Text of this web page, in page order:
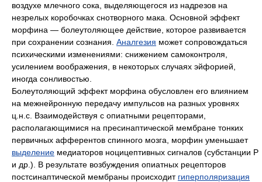
воздухе млечного сока, выделяющегося из надрезов на
незрелых коробочках снотворного мака. Основной эффект
морфина — болеутоляющее действие, которое развивается
при сохранении сознания. Аналгезия может сопровождаться
психическими изменениями: снижением самоконтроля,
усилением воображения, в некоторых случаях эйфорией,
иногда сонливостью.
Болеутоляющий эффект морфина обусловлен его влиянием
на межнейронную передачу импульсов на разных уровнях
ц.н.с. Взаимодействуя с опиатными рецепторами,
располагающимися на пресинаптической мембране тонких
первичных афферентов спинного мозга, морфин уменьшает
выделение медиаторов ноцицептивных сигналов (субстанции Р
и др.). В результате возбуждения опиатных рецепторов
постсинаптической мембраны происходит гиперполяризация